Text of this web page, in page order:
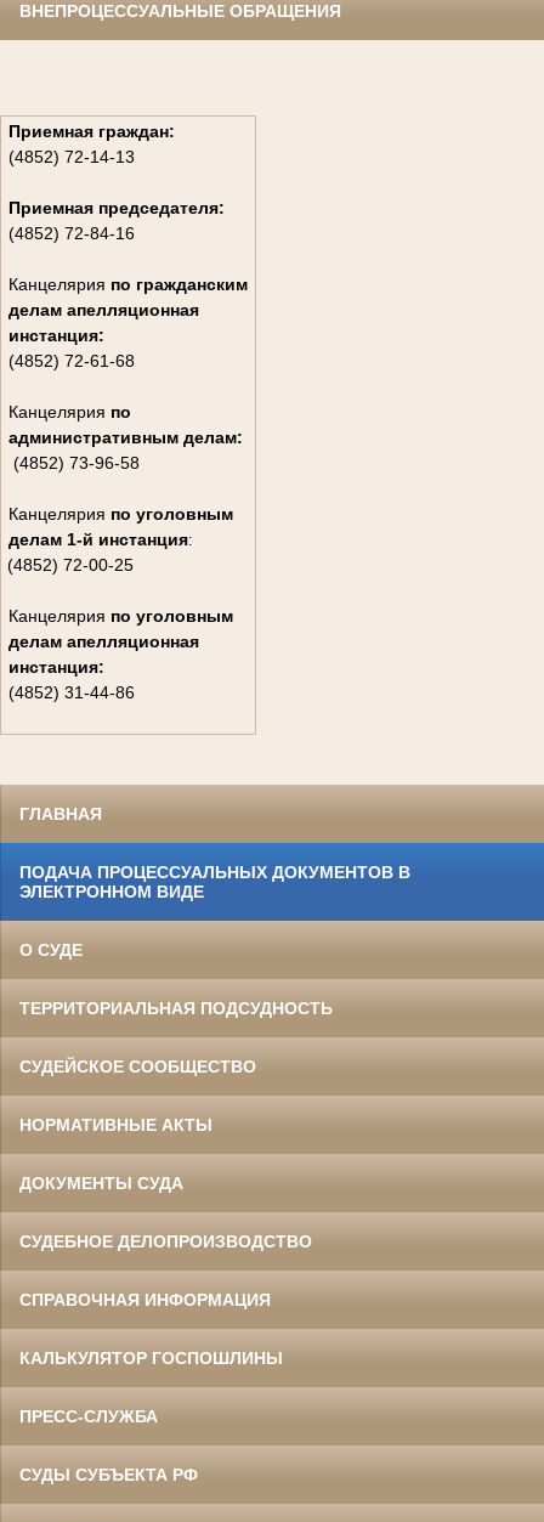
ВНЕПРОЦЕССУАЛЬНЫЕ ОБРАЩЕНИЯ
Приемная граждан:
(4852) 72-14-13
Приемная председателя:
(4852) 72-84-16
Канцелярия по гражданским
делам апелляционная
инстанция:
(4852) 72-61-68
Канцелярия по
административным делам:
(4852) 73-96-58
Канцелярия по уголовным
делам 1-й инстанция:
(4852) 72-00-25
Канцелярия по уголовным
делам апелляционная
инстанция:
(4852) 31-44-86
ГЛАВНАЯ
ПОДАЧА ПРОЦЕССУАЛЬНЫХ ДОКУМЕНТОВ В
ЭЛЕКТРОННОМ ВИДЕ
О СУДЕ
ТЕРРИТОРИАЛЬНАЯ ПОДСУДНОСТЬ
СУДЕЙСКОЕ СООБЩЕСТВО
НОРМАТИВНЫЕ АКТЫ
ДОКУМЕНТЫ СУДА
СУДЕБНОЕ ДЕЛОПРОИЗВОДСТВО
СПРАВОЧНАЯ ИНФОРМАЦИЯ
КАЛЬКУЛЯТОР ГОСПОШЛИНЫ
ПРЕСС-СЛУЖБА
СУДЫ СУБЪЕКТА РФ